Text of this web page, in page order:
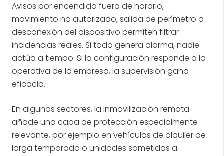
Avisos por encendido fuera de horario,
movimiento no autorizado, salida de perímetro o
desconexión del dispositivo permiten filtrar
incidencias reales. Si todo genera alarma, nadie
actúa a tiempo. Si la configuración responde a la
operativa de la empresa, la supervisión gana
eficacia.
En algunos sectores, la inmovilización remota
añade una capa de protección especialmente
relevante, por ejemplo en vehículos de alquiler de
larga temporada o unidades sometidas a